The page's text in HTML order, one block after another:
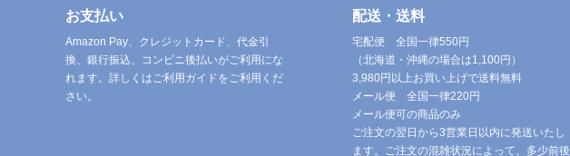
お支払い
Amazon Pay、クレジットカード、代金引
換、銀行振込、コンビニ後払いがご利用にな
れます。詳しくはご利用ガイドをご利用くだ
さい。
配送・送料
宅配便 全国一律550円
（北海道・沖縄の場合は1,100円）
3,980円以上お買い上げで送料無料
メール便 全国一律220円
メール便可の商品のみ
ご注文の翌日から3営業日以内に発送いたし
ます。ご注文の混雑状況によって、多少前後